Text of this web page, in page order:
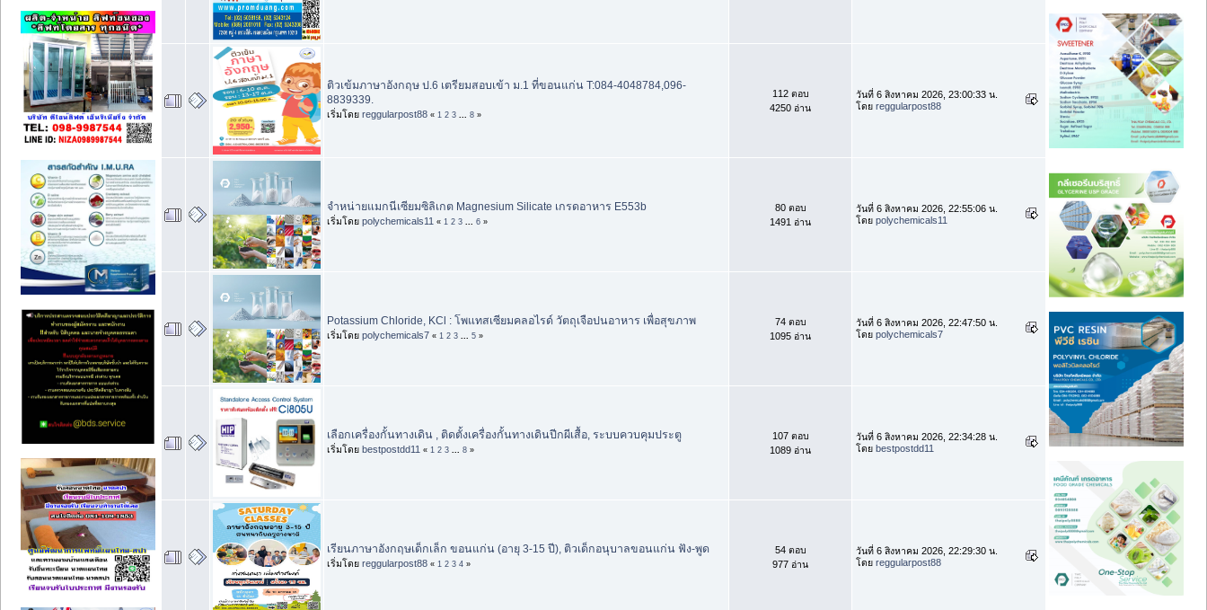
ติวเข้มภาษาอังกฤษ ป.6 เตรียมสอบเข้า ม.1 ที่ขอนแก่น T:084-4048784,096-
8839339.
เริ่มโดย reggularpost88 « 1 2 3 8 »
112 ตอบ
4250 อ่าน
วันที่ 6 สิงหาคม 2026, 23:00:33 น.
โดย reggularpost88
จำหน่ายแมกนีเซียมซิลิเกต Magnesium Silicate เกรดอาหาร E553b
เริ่มโดย polychemicals11 « 1 2 3 6 »
80 ตอบ
1491 อ่าน
วันที่ 6 สิงหาคม 2026, 22:55:06 น.
โดย polychemicals11
Potassium Chloride, KCl : โพแทสเซียมคลอไรด์ วัตถุเจือปนอาหาร เพื่อสุขภาพ
เริ่มโดย polychemicals7 « 1 2 3 5 »
74 ตอบ
1095 อ่าน
วันที่ 6 สิงหาคม 2026, 22:47:50 น.
โดย polychemicals7
เลือกเครื่องกั้นทางเดิน , ติดตั้งเครื่องกั้นทางเดินปีกผีเสื้อ, ระบบควบคุมประตู
เริ่มโดย bestpostdd11 « 1 2 3 8 »
107 ตอบ
1089 อ่าน
วันที่ 6 สิงหาคม 2026, 22:34:28 น.
โดย bestpostdd11
เรียนภาษาอังกฤษเด็กเล็ก ขอนแก่น (อายุ 3-15 ปี), ติวเด็กอนุบาลขอนแก่น ฟัง-พูด
เริ่มโดย reggularpost88 « 1 2 3 4 »
54 ตอบ
977 อ่าน
วันที่ 6 สิงหาคม 2026, 22:29:30 น.
โดย reggularpost88